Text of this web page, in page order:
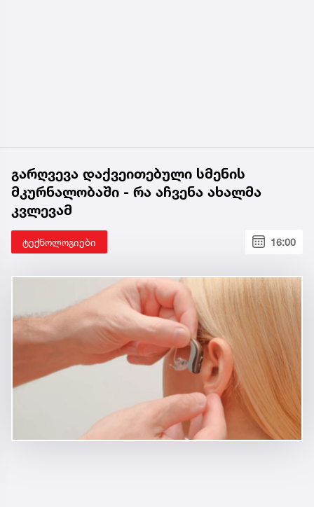
გარღვევა დაქვეითებული სმენის
მკურნალობაში - რა აჩვენა ახალმა
კვლევამ
ტექნოლოგიები 16:00